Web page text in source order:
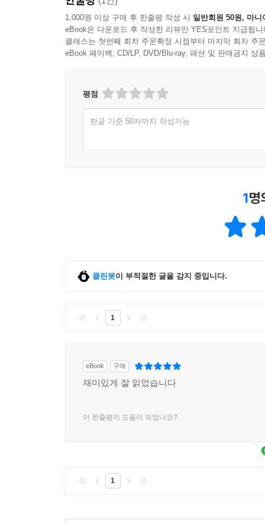
1,000원 이상 구매 후 한줄평 작성 시 일반회원 50원, 마니
eBook은 다운로드 후 작성한 리뷰만 YES포인트 지급됩니
클래스는 첫번째 회차 주문확정 시점부터 마지막 회차 주
eBook 페이백, CD/LP, DVD/Blu-ray, 패션 및 판매금지 상
평점
한글 기준 50자까지 작성가능
1명
클린봇이 부적절한 글을 감지 중입니다.
1
eBook 구매
재미있게 잘 읽었습니다
이 한줄평이 도움이 되었나요?
1